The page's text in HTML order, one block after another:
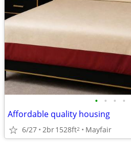
• • • •
Affordable quality housing
6/27 2br1528ft2 Mayfair